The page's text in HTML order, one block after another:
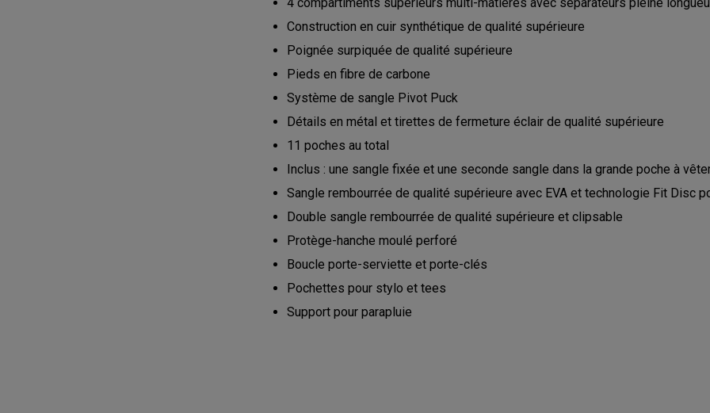
Construction en cuir synthétique de qualité supérieure
Poignée surpiquée de qualité supérieure
Pieds en fibre de carbone
Système de sangle Pivot Puck
Détails en métal et tirettes de fermeture éclair de qualité supérieure
11 poches au total
Inclus : une sangle fixée et une seconde sangle dans la grande poche à
Sangle rembourrée de qualité supérieure avec EVA et technologie Fit Disc
Double sangle rembourrée de qualité supérieure et clipsable
Protège-hanche moulé perforé
Boucle porte-serviette et porte-clés
Pochettes pour stylo et tees
Support pour parapluie